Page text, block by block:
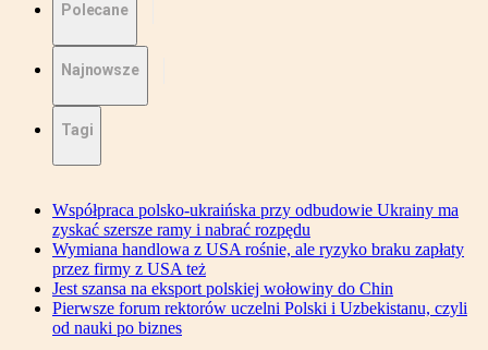
Polecane
Najnowsze
Tagi
Współpraca polsko-ukraińska przy odbudowie Ukrainy ma
zyskać szersze ramy i nabrać rozpędu
Wymiana handlowa z USA rośnie, ale ryzyko braku zapłaty
przez firmy z USA też
Jest szansa na eksport polskiej wołowiny do Chin
Pierwsze forum rektorów uczelni Polski i Uzbekistanu, czyli
od nauki po biznes